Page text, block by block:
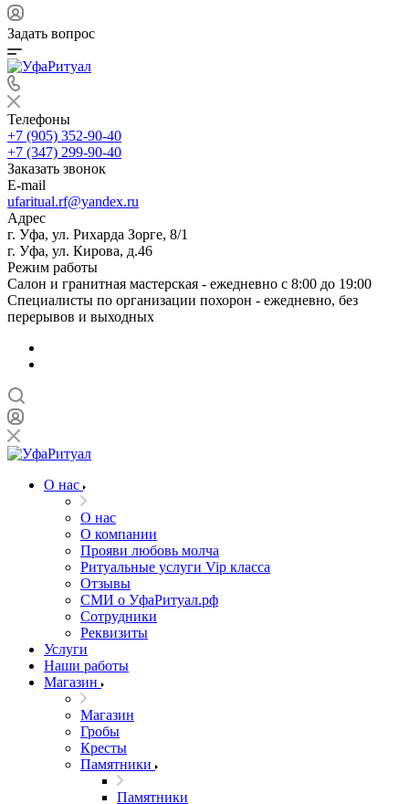
Задать вопрос
Телефоны
+7 (905) 352-90-40
+7 (347) 299-90-40
Заказать звонок
E-mail
ufaritual.rf@yandex.ru
Адрес
г. Уфа, ул. Рихарда Зорге, 8/1
г. Уфа, ул. Кирова, д.46
Режим работы
Салон и гранитная мастерская - ежедневно с 8:00 до 19:00
Специалисты по организации похорон - ежедневно, без
перерывов и выходных
О нас
О нас
О компании
Прояви любовь молча
Ритуальные услуги Vip класса
Отзывы
СМИ о УфаРитуал.рф
Сотрудники
Реквизиты
Услуги
Наши работы
Магазин
Магазин
Гробы
Кресты
Памятники
Памятники